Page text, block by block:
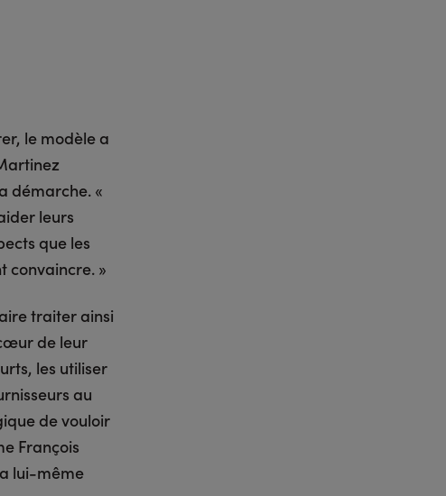
le modèle a
démarche. «
leurs
que les
convaincre. »
traiter ainsi
de leur
les utiliser
au
de vouloir
François
lui-même